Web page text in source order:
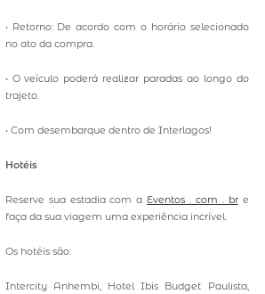
• Retorno: De acordo com o horário selecionado
no ato da compra.
• O veículo poderá realizar paradas ao longo do
trajeto.
• Com desembarque dentro de Interlagos!
Hotéis
Reserve sua estadia com aEventos . com . bre
faça da sua viagem uma experiência incrível.
Os hotéis são:
Intercity Anhembi, Hotel Ibis Budget Paulista,